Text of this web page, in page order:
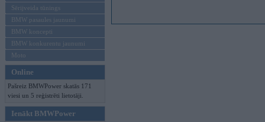
Sērijveida tūnings
BMW pasaules jaunumi
BMW koncepti
BMW konkurentu jaunumi
Moto
Online
Pašreiz BMWPower skatās 171
viesi un 5 reģistrēti lietotāji.
Ienākt BMWPower